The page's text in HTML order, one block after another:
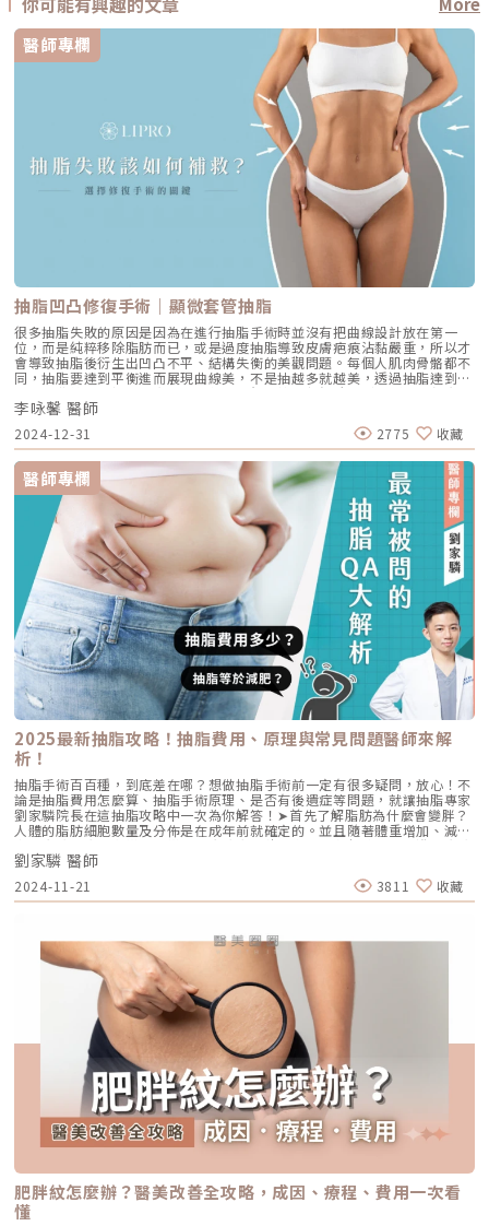
醫師專欄
抽脂凹凸修復手術｜顯微套管抽脂
很多抽脂失敗的原因是因為在進行抽脂手術時並沒有把曲線設計放在第一
位，而是純粹移除脂肪而已，或是過度抽脂導致皮膚疤痕沾黏嚴重，所以才
會導致抽脂後衍生出凹凸不平、結構失衡的美觀問題。每個人肌肉骨骼都不
同，抽脂要達到平衡進而展現曲線美，不是抽越多就越美，透過抽脂達到精
緻勻稱曲線的目標，其實是非常仰賴醫師的技術與經驗。（圖／麗波永康國
際診所-李咏馨醫師提供）抽脂手術失敗的可能原因一、個體差異性：個人
先天條件不同，皮膚彈性較差或是先天肌肉、骨架差異，可能導致抽脂後效
果不理想，建議與經驗豐富醫師討論。二、醫師抽脂技術：抽脂手術過程中
抽脂量過多過少，或是抽脂疤痕不均勻，沒有好好設計身體曲線，都可能導
致抽脂失敗。三、對術後期望過高：術前與醫師溝通不完全，對於術後效果
期望過高，可能導致術後對手術成果不滿意。四、醫生經驗不足：經驗豐富
的醫生能更好地設計抽脂部位的曲線，對於抽脂手術術後動態、靜態時的曲
線、皮膚的質感、術後恢復速度等有更好的掌控度，也更有能力應對突發情
況。常見抽脂失敗後造成的狀況一、皮膚凹凸不平：動態活動時凹凸感明顯
二、術後比例不佳：屁股變成兩條微笑線、屁股掉下來、大腿細膝蓋腫、手
臂細手肘腫等等情況三、抽脂不均勻：術後曲線效果差(像是有抖抖的視覺
感)四、過度抽脂：皮膚質感差、疤痕明顯、感覺抽脂部位皮膚顏色暗紅、
怪怪的五、術後皮膚鬆弛：過度破壞皮膚支撐纖維，皮膚皺皺、鬆弛明顯抽
脂失敗後該怎麼補救抽脂修復手術第一步就要針對修復部位曲線重新設計，
才不會有大方向的結構問題，像是屁股掉下來、長屁股等等，這是第一個要
調整的地方。另外在抽脂失敗後，皮膚表面厚度不均的區域經常是「過凹與
過凸」的狀況同時發生，不論動態或靜態都容易看到一些凹凸不規則狀況。
處理方法歸納為兩個，透過以下圖示，更了解針對凹和凸的困擾如何做修
復。（圖／麗波永康國際診所-李咏馨醫師提供）凹的地方需評估受損程度
再做精確修補；凸的地方也要評估還需要留存多少，再做精確的移除。最後
再一起做大面積均勻化的操作，才能改善皮膚厚度不均的狀況，如何均勻地
將脂肪移植到凹陷處，也是需要醫師的技巧與臨床經驗，抽脂修復手術技術
難度較一般抽脂高出許多，需要經驗豐富的醫師才能達到良好效果。抽脂修
復手術的困難度二次抽脂修復手術的難度是很高的，因為通常會出現明顯的
凹凸現象就代表底層的疤痕已經有不均勻的狀況，且底層的疤痕硬度較高，
也可能會沾黏到肌肉的筋膜，肌肉以及軟組織的界線比較難被清楚界定，因
此依照我們麗波團隊的經驗，還是要透過腫脹麻醉技術把肌肉跟脂肪的交界
清楚地分出，才能增加手術的安全性。利用顯微套管抽脂擅長處理較硬組織
脂肪的特性，對於處理二次修復手術就相對容易。（圖／麗波永康國際診
所-李咏馨醫師提供）凹凸不平修復合理的期待值抽脂失敗部位的疤痕組織
並非一般的脂肪組織，比較堅硬，循環也比較差，脂肪移植的效果也會比較
差，為了要讓二次修復手術的脂肪移植存活率增加，手術必須先在該部位做
增加循環的復甦準備，最後再運用顯微套管抽脂脂肪團塊小的特性，提高脂
程度的進步。我們麗波團隊願意花更多的時間溝通，傾聽客戶真實內心的需
要，細節與精緻度，是絕對的關鍵，讓您重拾自信。《點擊看完整文章介
紹》文章轉載自「麗波永康國際診所-李咏馨醫師專欄」
李咏馨 醫師
2024-12-31 2775 收藏
醫師專欄
2025最新抽脂攻略！抽脂費用、原理與常見問題醫師來解
析！
抽脂手術百百種，到底差在哪？想做抽脂手術前一定有很多疑問，放心！不
論是抽脂費用怎麼算、抽脂手術原理、是否有後遺症等問題，就讓抽脂專家
劉家驎院長在這抽脂攻略中一次為你解答！➤首先了解脂肪為什麼會變胖？
人體的脂肪細胞數量及分佈是在成年前就確定的。並且隨著體重增加、減
少，脂肪也會逐漸變大或變小。脂肪會囤積在身體的各部位，分為淺層脂肪
及深層脂肪，所產生局部肥胖或全身肥胖。（圖／欣莘時尚美學診所-劉家
驎醫師提供）身體脂肪分佈主要受到荷爾蒙影響，雌激素促使脂肪積聚在臀
部、大腿；而睾丸素則促使脂肪積聚於腹部及腰部。這就是為什麼有一些局
部肥胖，即使再怎麼運動減肥也瘦不下來。➤抽脂等於減重嗎？抽脂與減重
塑特定區域；而減重則是透過漸進且全身性的方式，將脂肪細胞體積縮小，
目的是改善整體健康以及體重管理。下表整理出抽脂與減重的各項差異：
（圖／欣莘時尚美學診所-劉家驎醫師提供）➤抽脂手術的原理是什麼？目前
市面上有許多種抽脂儀器，從傳統抽脂、雷射溶脂、水刀抽脂、超音波抽
脂，到新一代的二代威塑抽脂，這些儀器主要是將脂肪處理得鬆散一些，避
開血管及組織後透過儀器將脂肪吸出體外，達到減脂的目的。➤抽脂手術步
驟（圖／欣莘時尚美學診所-劉家驎醫師提供）➤抽脂手術適合哪些人？（圖
／欣莘時尚美學診所-劉家驎醫師提供）▲需注意▲若有糖尿病、心臟病、
腎臟病、癲癇等慢性病、有生育計劃、哺乳期、未成年者均無法進行抽脂手
術。➤抽脂與溶脂有什麼不同？抽脂與溶脂是兩種不同減少脂肪細胞數量的
方法：抽脂是透過抽脂管直接將脂肪細胞吸出；而溶脂則是透過能量破壞、
分解脂肪細胞結構後，通過自然代謝來排出體外。下表也整理出抽脂與溶脂
的重點差異：（圖／欣莘時尚美學診所-劉家驎醫師提供）➤抽脂手術儀器比
較表（圖／欣莘時尚美學診所-劉家驎醫師提供）抽脂儀器可以輔助醫師在
手術過程中更順利完成，但最新的不一定最好，最好的也不一定適合你，最
重要的還是取決於醫師經驗累積及技術，選擇專精抽脂手術的專業醫師更重
要！…《點擊看完整文章介紹》文章轉載自「欣莘時尚美學診所-劉家驎醫
師專欄」
劉家驎 醫師
2024-11-21 3811 收藏
肥胖紋怎麼辦？醫美改善全攻略，成因、療程、費用一次看
懂